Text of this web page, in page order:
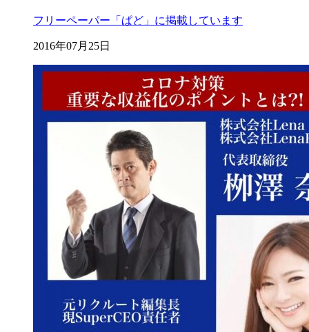
フリーペーパー「ぱど」に掲載しています
2016年07月25日